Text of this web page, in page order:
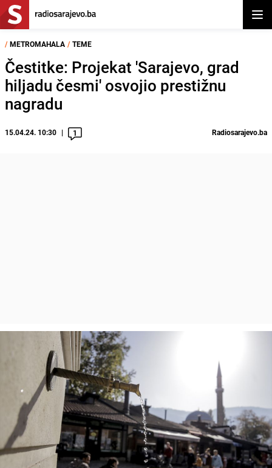
/ METROMAHALA / TEME
Čestitke: Projekat 'Sarajevo, grad
hiljadu česmi' osvojio prestižnu
nagradu
15.04.24. 10:30 1 Radiosarajevo.ba